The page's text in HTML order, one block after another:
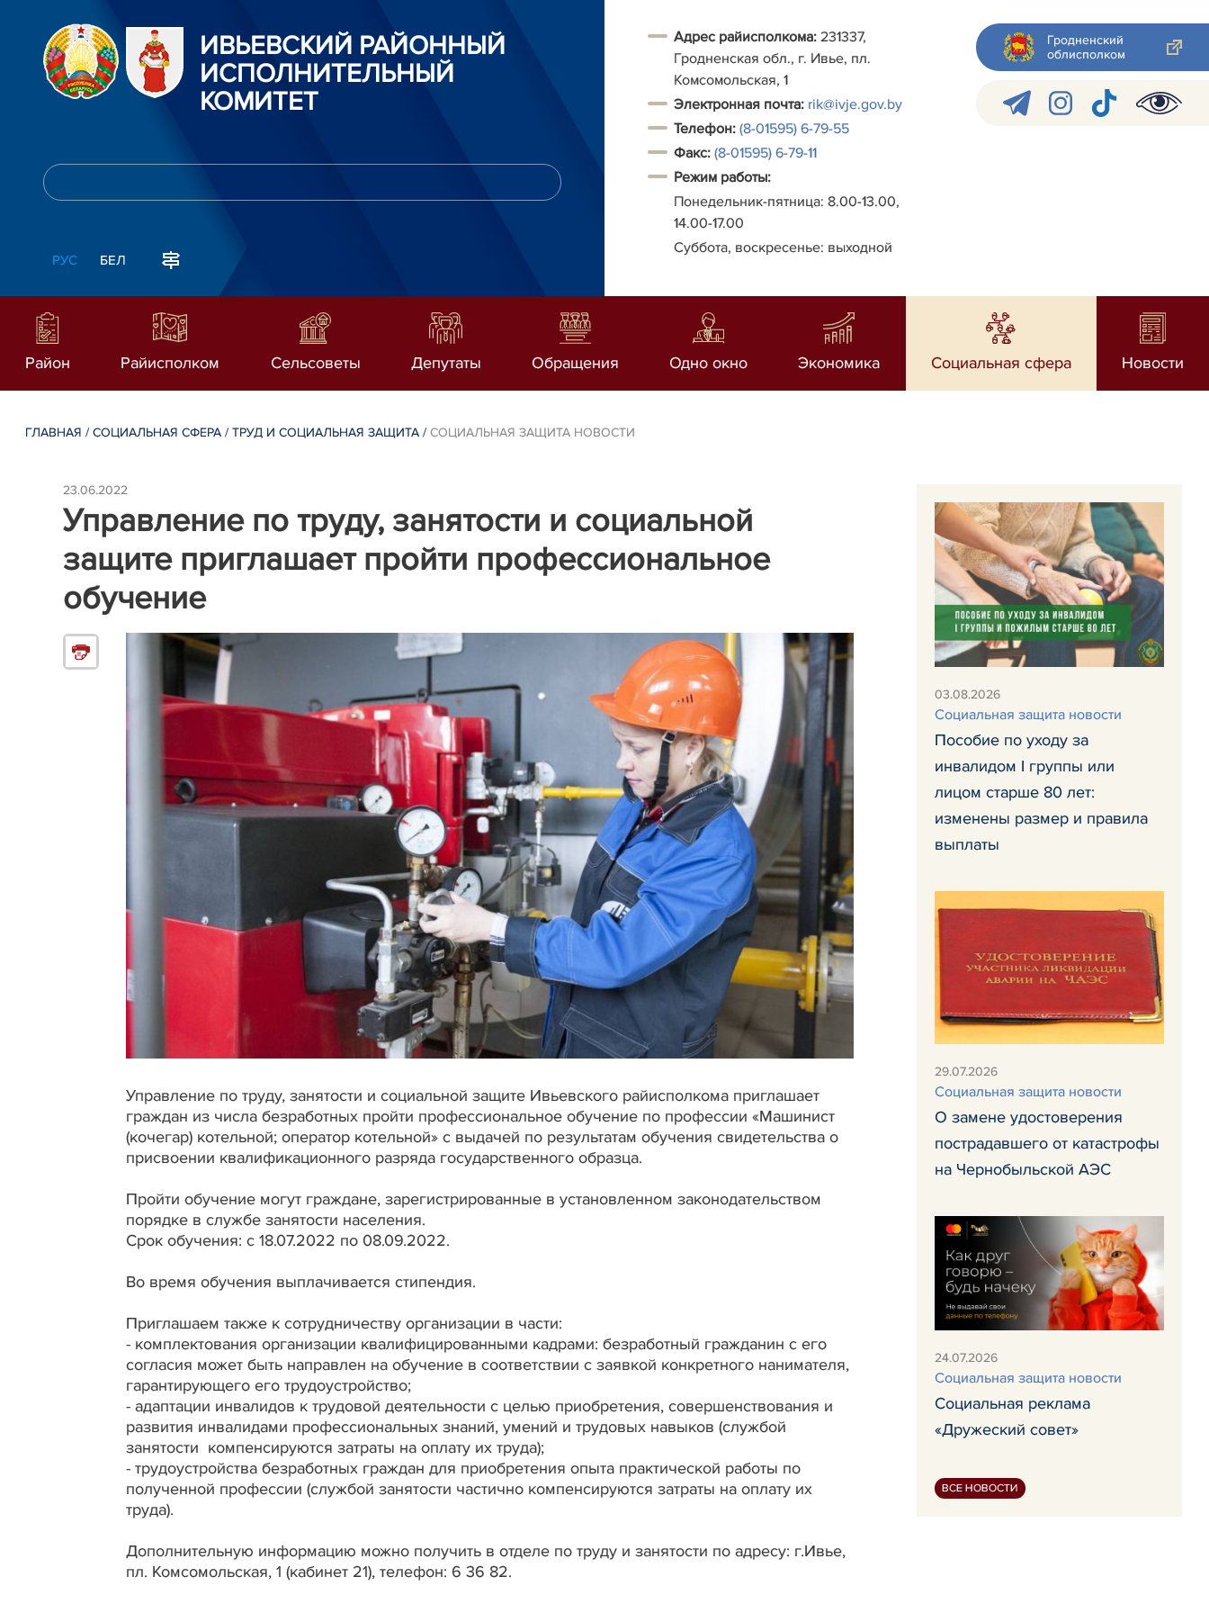
ИВЬЕВСКИЙ РАЙОННЫЙ
ИСПОЛНИТЕЛЬНЫЙ
КОМИТЕТ
РУС БЕЛ
Адрес райисполкома: 231337,
Гродненская обл., г. Ивье, пл.
Комсомольская, 1
Электронная почта: rik@ivje.gov.by
Телефон: (8-01595) 6-79-55
Факс: (8-01595) 6-79-11
Режим работы:
Понедельник-пятница: 8.00-13.00,
14.00-17.00
Суббота, воскресенье: выходной
Гродненский
облисполком
Район Райисполком Сельсоветы Депутаты Обращения Одно окно Экономика Социальная сфера Новости
ГЛАВНАЯ /СОЦИАЛЬНАЯ СФЕРА /ТРУД И СОЦИАЛЬНАЯ ЗАЩИТА /СОЦИАЛЬНАЯ ЗАЩИТА НОВОСТИ
23.06.2022
Управление по труду, занятости и социальной
защите приглашает пройти профессиональное
обучение
Управление по труду, занятости и социальной защите Ивьевского райисполкома приглашает
граждан из числа безработных пройти профессиональное обучение по профессии «Машинист
(кочегар) котельной; оператор котельной» с выдачей по результатам обучения свидетельства о
присвоении квалификационного разряда государственного образца.
Пройти обучение могут граждане, зарегистрированные в установленном законодательством
порядке в службе занятости населения.
Срок обучения: с 18.07.2022 по 08.09.2022.
Во время обучения выплачивается стипендия.
Приглашаем также к сотрудничеству организации в части:
- комплектования организации квалифицированными кадрами: безработный гражданин с его
согласия может быть направлен на обучение в соответствии с заявкой конкретного нанимателя,
гарантирующего его трудоустройство;
- адаптации инвалидов к трудовой деятельности с целью приобретения, совершенствования и
развития инвалидами профессиональных знаний, умений и трудовых навыков (службой
занятости компенсируются затраты на оплату их труда);
- трудоустройства безработных граждан для приобретения опыта практической работы по
полученной профессии (службой занятости частично компенсируются затраты на оплату их
труда).
Дополнительную информацию можно получить в отделе по труду и занятости по адресу: г.Ивье,
пл. Комсомольская, 1 (кабинет 21), телефон: 6 36 82.
03.08.2026
Социальная защита новости
Пособие по уходу за
инвалидом I группы или
лицом старше 80 лет:
изменены размер и правила
выплаты
29.07.2026
Социальная защита новости
О замене удостоверения
пострадавшего от катастрофы
на Чернобыльской АЭС
24.07.2026
Социальная защита новости
Социальная реклама
«Дружеский совет»
ВСЕ НОВОСТИ